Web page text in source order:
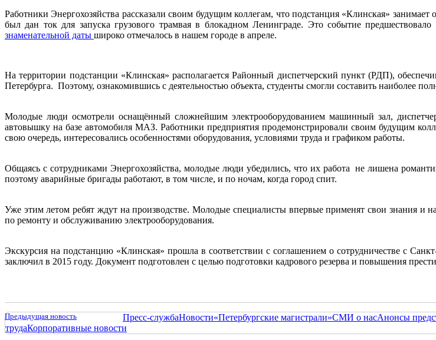
Работники Энергохозяйства рассказали своим будущим коллегам, что подстанция «Клинская»
был дан ток для запуска грузового трамвая в блокадном Ленинграде. Это событие
знаменательной даты широко отмечалось в нашем городе в апреле.
На территории подстанции «Клинская» располагается Районный диспетчерский пункт (РДП),
Петербурга. Поэтому, ознакомившись с деятельностью объекта, студенты смогли составить наиболее
Молодые люди осмотрели оснащённый сложнейшим электрооборудованием машинный зал,
автовышку на базе автомобиля МАЗ. Работники предприятия продемонстрировали своим будущим
свою очередь, интересовались особенностями оборудования, условиями труда и графиком работы.
Общаясь с сотрудниками Энергохозяйства, молодые люди убедились, что их работа не лишена
поэтому аварийные бригады работают, в том числе, и по ночам, когда город спит.
Уже этим летом ребят ждут на производстве. Молодые специалисты впервые применят свои знания и
по ремонту и обслуживанию электрооборудования.
Экскурсия на подстанцию «Клинская» прошла в соответствии с соглашением о сотрудничестве с
заключил в 2015 году. Документ подготовлен с целью подготовки кадрового резерва и повышения
Предыдущая новость Пресс-службаНовости«Петербургские магистрали»СМИ о насАнонсы
трудаКорпоративные новости